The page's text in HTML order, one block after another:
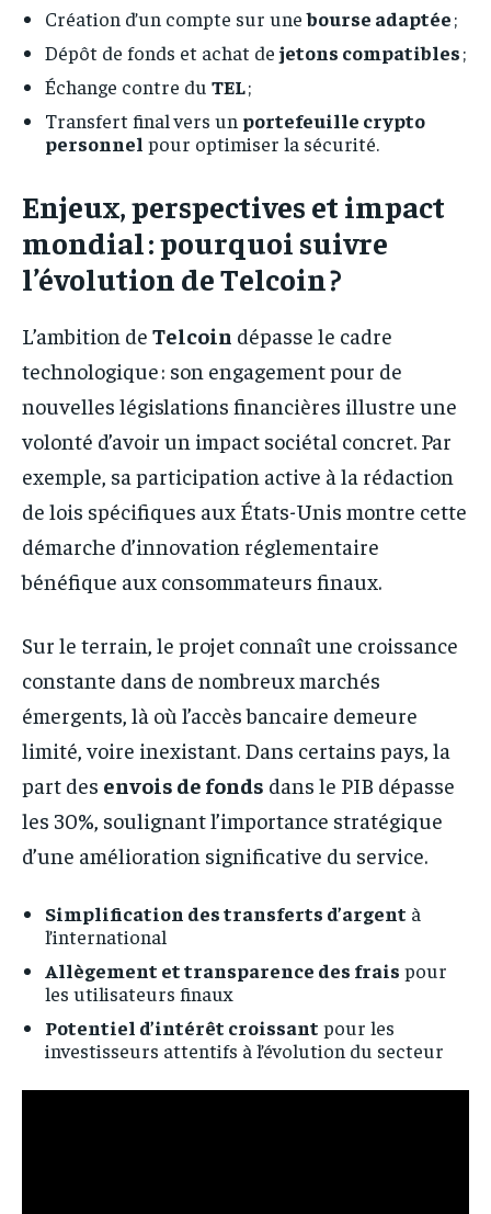
Création d’un compte sur unebourse adaptée;
Dépôt de fonds et achat dejetons compatibles;
Échange contre du TEL;
Transfert final vers un portefeuille crypto
personnel pour optimiser la sécurité.
Enjeux, perspectives et impact
mondial : pourquoi suivre
l’évolution de Telcoin ?
L’ambition de Telcoin dépasse le cadre
technologique : son engagement pour de
nouvelles législations financières illustre une
volonté d’avoir un impact sociétal concret. Par
exemple, sa participation active à la rédaction
de lois spécifiques aux États-Unis montre cette
démarche d’innovation réglementaire
bénéfique aux consommateurs finaux.
Sur le terrain, le projet connaît une croissance
constante dans de nombreux marchés
émergents, là où l’accès bancaire demeure
limité, voire inexistant. Dans certains pays, la
part des envois de fonds dans le PIB dépasse
les 30%, soulignant l’importance stratégique
d’une amélioration significative du service.
Simplification des transferts d’argent à
l’international
Allègement et transparence des frais pour
les utilisateurs finaux
Potentiel d’intérêt croissant pour les
investisseurs attentifs à l’évolution du secteur